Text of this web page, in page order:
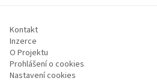
Kontakt
Inzerce
O Projektu
Prohlášení o cookies
Nastavení cookies